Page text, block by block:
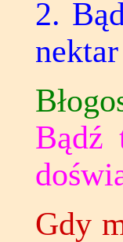
2.
Bądź
Gdy